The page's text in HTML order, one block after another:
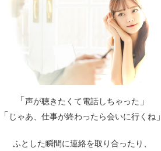
「 声が聴きたくて電話しちゃった 」
「 じゃあ、仕事が終わったら会いに行くね 」
ふとした瞬間に連絡を取り合ったり、